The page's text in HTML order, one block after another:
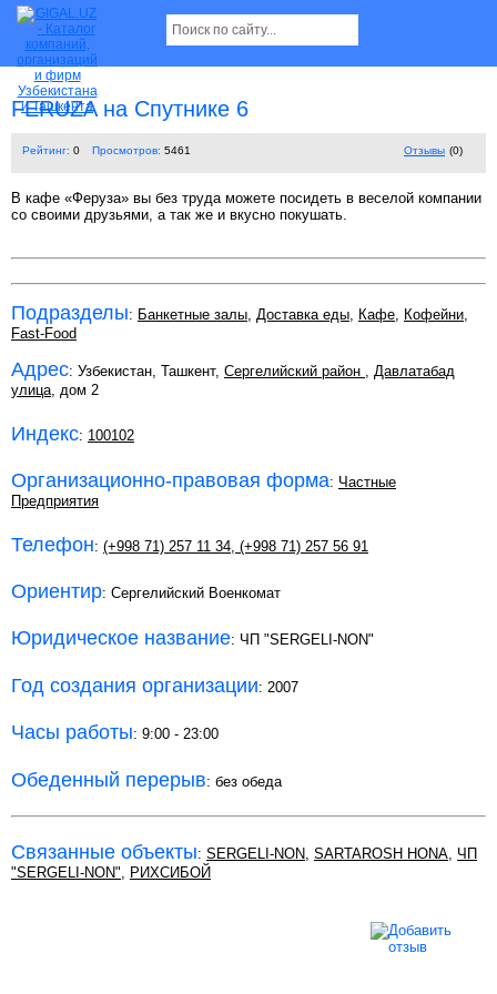
FERUZA на Спутнике 6
Рейтинг: 0 Просмотров: 5461 Отзывы (0)
В кафе «Феруза» вы без труда можете посидеть в веселой компании
со своими друзьями, а так же и вкусно покушать.
Подразделы: Банкетные залы, Доставка еды, Кафе, Кофейни,
Fast-Food
Адрес: Узбекистан, Ташкент, Сергелийский район , Давлатабад
улица, дом 2
Индекс: 100102
Организационно-правовая форма: Частные
Предприятия
Телефон: (+998 71) 257 11 34 (+998 71) 257 56 91
Ориентир: Сергелийский Военкомат
Юридическое название: ЧП "SERGELI-NON"
Год создания организации: 2007
Часы работы: 9:00 - 23:00
Обеденный перерыв: без обеда
Связанные объекты: SERGELI-NON, SARTAROSH HONA, ЧП
"SERGELI-NON", РИХСИБОЙ